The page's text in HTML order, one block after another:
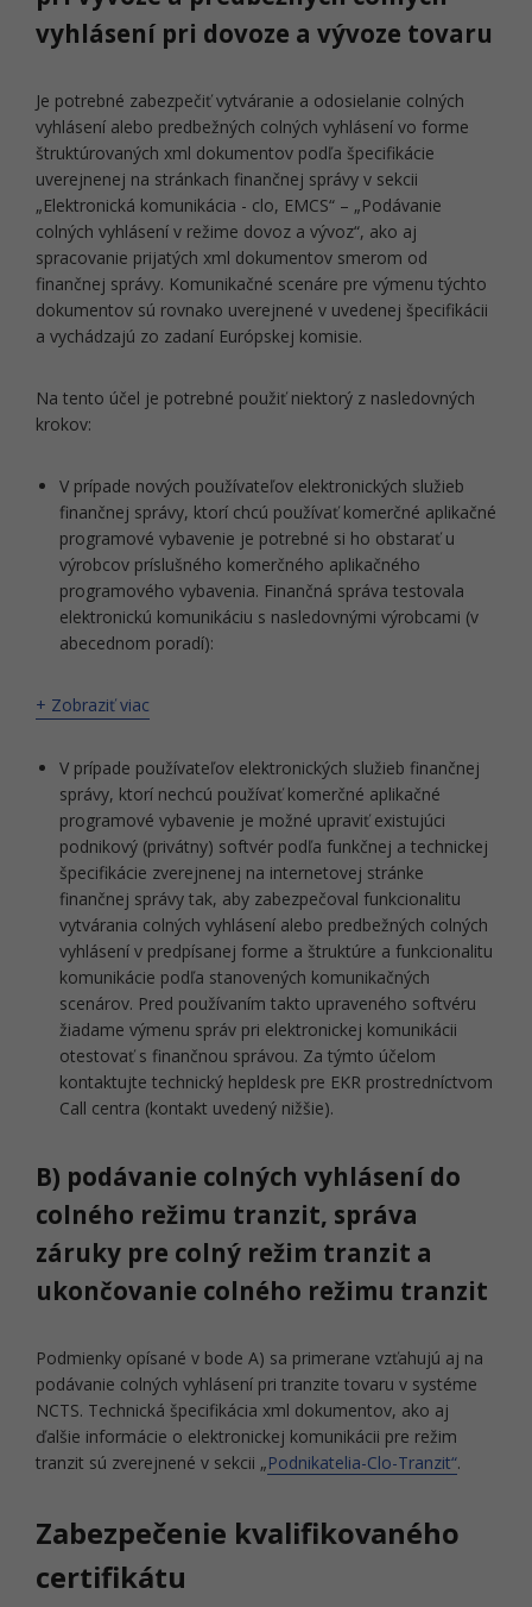
vyhlásení pri dovoze a vývoze tovaru
Je potrebné zabezpečiť vytváranie a odosielanie colných
vyhlásení alebo predbežných colných vyhlásení vo forme
štruktúrovaných xml dokumentov podľa špecifikácie
uverejnenej na stránkach finančnej správy v sekcii
„Elektronická komunikácia - clo, EMCS“ – „Podávanie
colných vyhlásení v režime dovoz a vývoz“, ako aj
spracovanie prijatých xml dokumentov smerom od
finančnej správy. Komunikačné scenáre pre výmenu týchto
dokumentov sú rovnako uverejnené v uvedenej špecifikácii
a vychádzajú zo zadaní Európskej komisie.
Na tento účel je potrebné použiť niektorý z nasledovných
krokov:
V prípade nových používateľov elektronických služieb
finančnej správy, ktorí chcú používať komerčné aplikačné
programové vybavenie je potrebné si ho obstarať u
výrobcov príslušného komerčného aplikačného
programového vybavenia. Finančná správa testovala
elektronickú komunikáciu s nasledovnými výrobcami (v
abecednom poradí):
+ Zobraziť viac
V prípade používateľov elektronických služieb finančnej
správy, ktorí nechcú používať komerčné aplikačné
programové vybavenie je možné upraviť existujúci
podnikový (privátny) softvér podľa funkčnej a technickej
špecifikácie zverejnenej na internetovej stránke
finančnej správy tak, aby zabezpečoval funkcionalitu
vytvárania colných vyhlásení alebo predbežných colných
vyhlásení v predpísanej forme a štruktúre a funkcionalitu
komunikácie podľa stanovených komunikačných
scenárov. Pred používaním takto upraveného softvéru
žiadame výmenu správ pri elektronickej komunikácii
otestovať s finančnou správou. Za týmto účelom
kontaktujte technický hepldesk pre EKR prostredníctvom
Call centra (kontakt uvedený nižšie).
B) podávanie colných vyhlásení do
colného režimu tranzit, správa
záruky pre colný režim tranzit a
ukončovanie colného režimu tranzit
Podmienky opísané v bode A) sa primerane vzťahujú aj na
podávanie colných vyhlásení pri tranzite tovaru v systéme
NCTS. Technická špecifikácia xml dokumentov, ako aj
ďalšie informácie o elektronickej komunikácii pre režim
tranzit sú zverejnené v sekcii „Podnikatelia-Clo-Tranzit“.
Zabezpečenie kvalifikovaného
certifikátu